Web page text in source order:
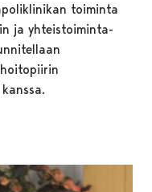
toiminta
ja yhteistoiminta-